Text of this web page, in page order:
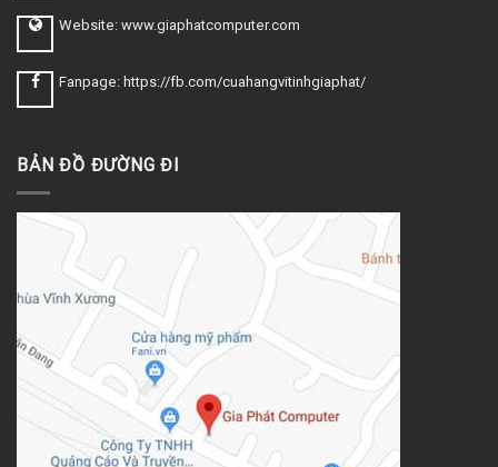
Website: www.giaphatcomputer.com
Fanpage: https://fb.com/cuahangvitinhgiaphat/
BẢN ĐỒ ĐƯỜNG ĐI